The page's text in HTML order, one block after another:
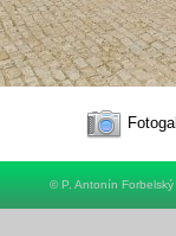
© P. Antonín